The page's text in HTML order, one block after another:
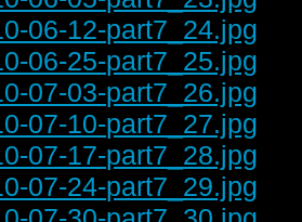
06-12-part7_24.jpg
06-25-part7_25.jpg
07-03-part7_26.jpg
07-10-part7_27.jpg
07-17-part7_28.jpg
07-24-part7_29.jpg